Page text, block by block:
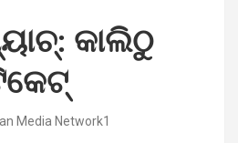
କାଲିଠୁ
Media Network1